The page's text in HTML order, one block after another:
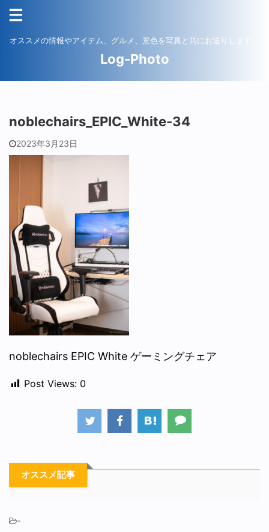
オススメの情報やアイテム、グルメ、景色を写真と共にお送りします。
Log-Photo
noblechairs_EPIC_White-34
2023年3月23日
noblechairs EPIC White ゲーミングチェア
Post Views: 0
オススメ記事
-